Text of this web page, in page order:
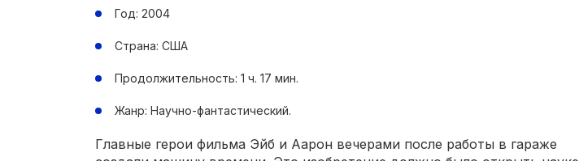
Год: 2004
Страна: США
Продолжительность: 1 ч. 17 мин.
Жанр: Научно-фантастический.
Главные герои фильма Эйб и Аарон вечерами после работы в гараже